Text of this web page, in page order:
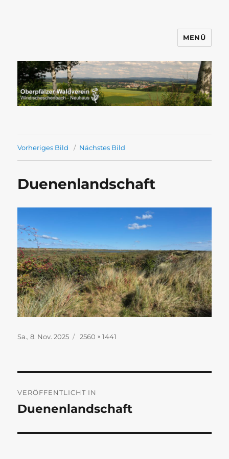
Windischeschenbach-Neuhaus
MENÜ
Vorheriges Bild Nächstes Bild
Duenenlandschaft
Veröffentlicht
Sa., 8. Nov. 2025 Originalgröße
2560 × 1441
VERÖFFENTLICHT IN
Duenenlandschaft